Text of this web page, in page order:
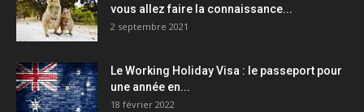
vous allez faire la connaissance...
2 septembre 2021
Le Working Holiday Visa : le passeport pour
une année en...
18 février 2022